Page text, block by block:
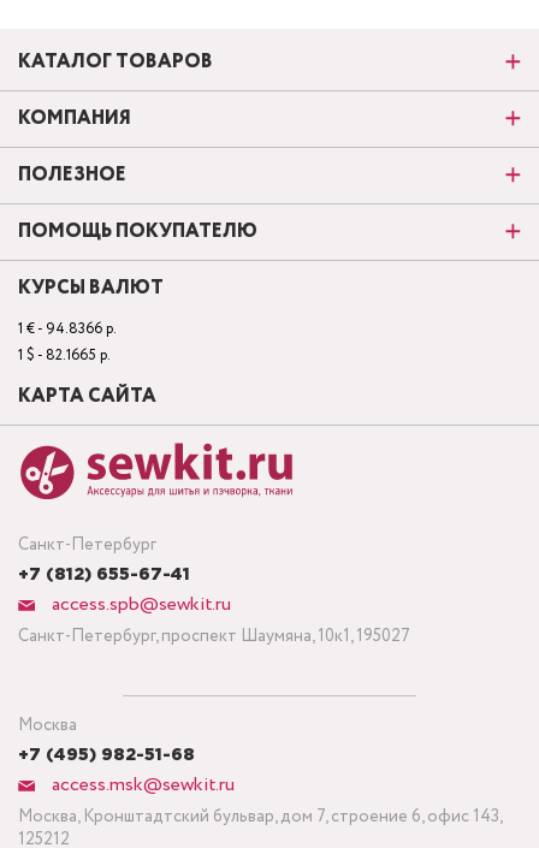
Санкт-Петербург
+7 (812) 655-67-41
access.spb@sewkit.ru
Санкт-Петербург, проспект Шаумяна, 10к1, 195027
Москва
+7 (495) 982-51-68
access.msk@sewkit.ru
Москва, Кронштадтский бульвар, дом 7, строение 6, офис 143,
125212
КАТАЛОГ ТОВАРОВ
КОМПАНИЯ
ПОЛЕЗНОЕ
ПОМОЩЬ ПОКУПАТЕЛЮ
КУРСЫ ВАЛЮТ
1 € - 94.8366 р.
1 $ - 82.1665 р.
КАРТА САЙТА